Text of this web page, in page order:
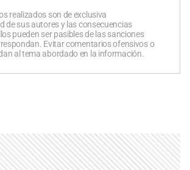
realizados son de exclusiva
de sus autores y las consecuencias
pueden ser pasibles de las sanciones
Evitar comentarios ofensivos o
al tema abordado en la información.